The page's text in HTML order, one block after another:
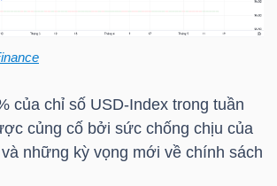
của chỉ số USD-Index trong tuần
củng cố bởi sức chống chịu của
những kỳ vọng mới về chính sách